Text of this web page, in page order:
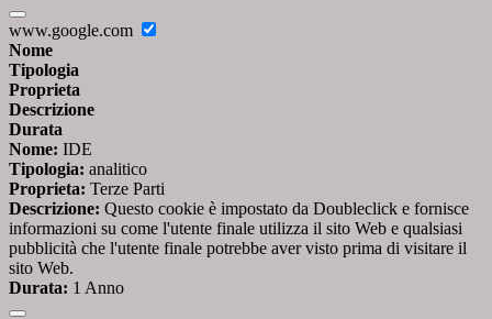
www.google.com
Nome
Tipologia
Proprieta
Descrizione
Durata
Nome: IDE
Tipologia: analitico
Proprieta: Terze Parti
Descrizione: Questo cookie è impostato da Doubleclick e fornisce
informazioni su come l'utente finale utilizza il sito Web e qualsiasi
pubblicità che l'utente finale potrebbe aver visto prima di visitare il
sito Web.
Durata: 1 Anno